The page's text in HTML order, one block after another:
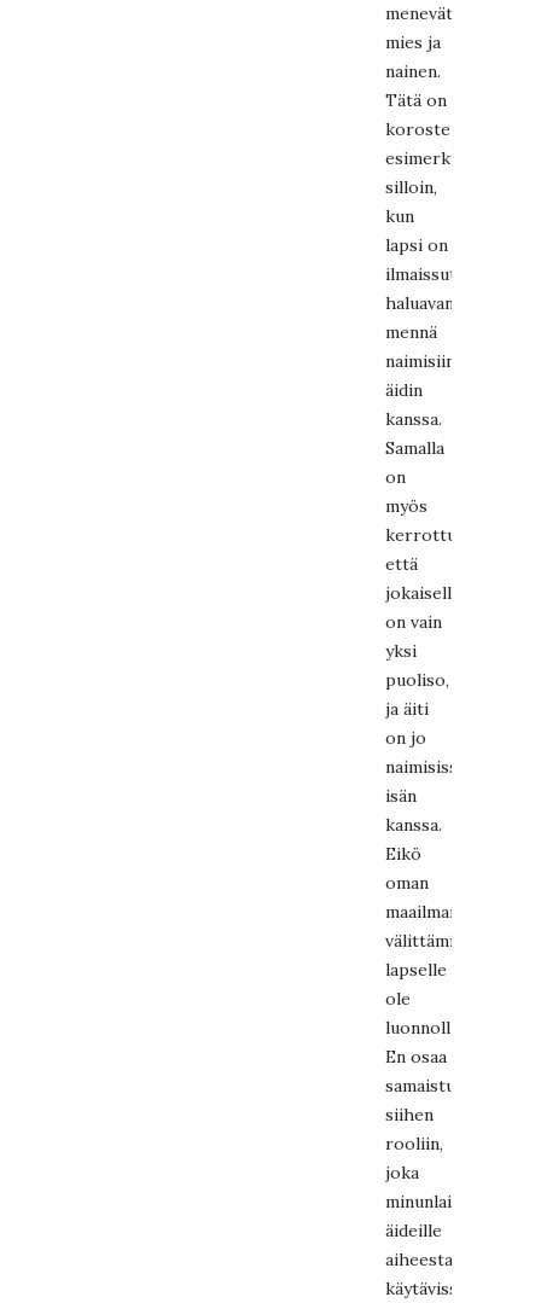
menevät
mies ja
nainen.
Tätä on
korostettu
esimerkiksi
silloin,
kun
lapsi on
ilmaissut
haluavansa
mennä
naimisiin
äidin
kanssa.
Samalla
on
myös
kerrottu,
että
jokaisella
on vain
yksi
puoliso,
ja äiti
on jo
naimisissa
isän
kanssa.
Eikö
oman
välittäminen
lapselle
ole
luonnollista?
En osaa
samaistua
siihen
rooliin,
joka
minunlaisilleni
äideille
aiheesta
käytävissä